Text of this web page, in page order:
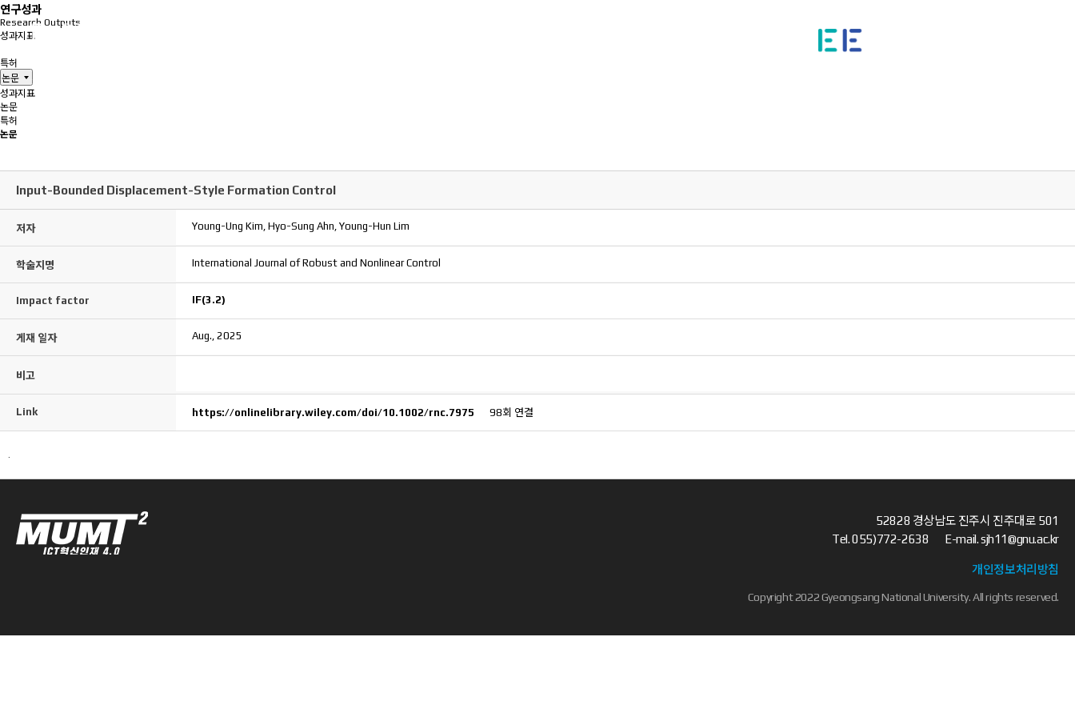
연구성과
Research Outputs
성과지표
특허
논문
성과지표
논문
특허
논문
Input-Bounded Displacement-Style Formation Control
저자 Young-Ung Kim, Hyo-Sung Ahn, Young-Hun Lim
학술지명 International Journal of Robust and Nonlinear Control
Impact factor IF(3.2)
게재 일자 Aug., 2025
비고
Link https://onlinelibrary.wiley.com/doi/10.1002/rnc.7975 98회 연결
.
52828 경상남도 진주시 진주대로 501
Tel.055)772-2638 E-mail.sjh11@gnu.ac.kr
개인정보처리방침
Copyright 2022 Gyeongsang National University. All rights reserved.